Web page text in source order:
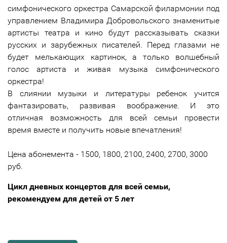
симфонического оркестра Самарской филармонии под
управлением Владимира Добровольского знаменитые
артисты театра и кино будут рассказывать сказки
русских и зарубежных писателей. Перед глазами не
будет мелькающих картинок, а только волшебный
голос артиста и живая музыка симфонического
оркестра!
В слиянии музыки и литературы ребенок учится
фантазировать, развивая воображение. И это
отличная возможность для всей семьи провести
время вместе и получить новые впечатления!
Цена абонемента - 1500, 1800, 2100, 2400, 2700, 3000
руб.
Цикл дневных концертов для всей семьи,
рекомендуем для детей от 5 лет